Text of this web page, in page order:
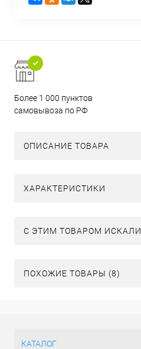
Более 1 000 пунктов
самовывоза по РФ
ОПИСАНИЕ ТОВАРА
ХАРАКТЕРИСТИКИ
C ЭТИМ ТОВАРОМ ИСКАЛИ
ПОХОЖИЕ ТОВАРЫ (8)
КАТАЛОГ